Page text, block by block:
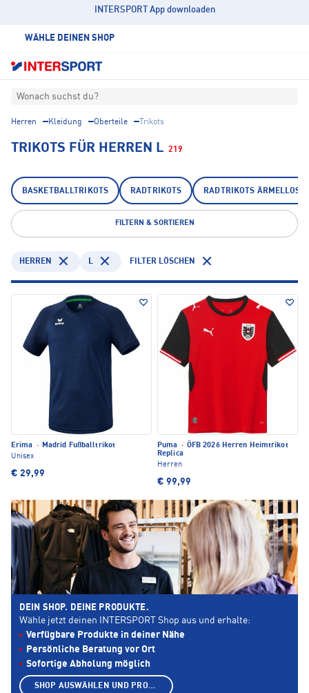
INTERSPORT App downloaden
WÄHLE DEINEN SHOP
Wonach suchst du?
Herren Kleidung Oberteile Trikots
TRIKOTS FÜR HERREN L 219
BASKETBALLTRIKOTS RADTRIKOTS RADTRIKOTS ÄRMELLOS
FILTERN & SORTIEREN
HERREN L FILTER LÖSCHEN
Erima ·
Madrid Fußballtrikot
Unisex
€ 29,99
Puma · ÖFB 2026 Herren Heimtrikot
Replica
Herren
€ 99,99
DEIN SHOP. DEINE PRODUKTE.
Wähle jetzt deinen INTERSPORT Shop aus und erhalte:
Verfügbare Produkte in deiner Nähe
Persönliche Beratung vor Ort
Sofortige Abholung möglich
SHOP AUSWÄHLEN UND PRODUKTE ANZEIGEN